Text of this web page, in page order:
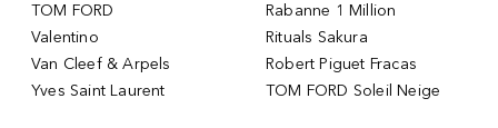
TOM FORD
Valentino
Van Cleef & Arpels
Yves Saint Laurent
Rabanne 1 Million
Rituals Sakura
Robert Piguet Fracas
TOM FORD Soleil Neige